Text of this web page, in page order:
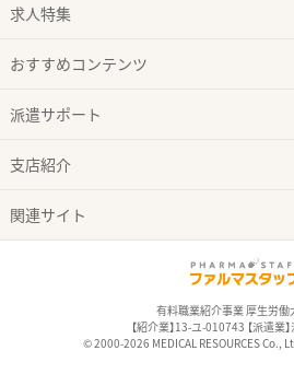
求人特集
おすすめコンテンツ
派遣サポート
支店紹介
関連サイト
有料職業紹介事業 厚生労働
【紹介業】13-ユ-010743 【派遣業
© 2000-2026 MEDICAL RESOURCES Co.,